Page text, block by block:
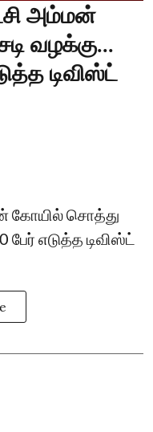
அம்மன்
வழக்கு...
டிவிஸ்ட்
கோயில் சொத்து
பேர் எடுத்த டிவிஸ்ட்